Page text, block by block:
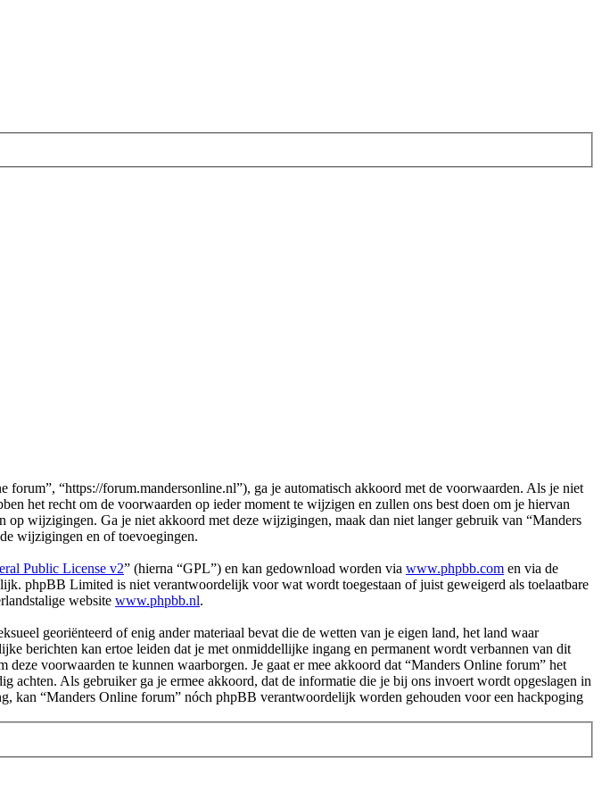
“https://forum.mandersonline.nl”), ga je automatisch akkoord met de voorwaarden. Als je niet
het recht om de voorwaarden op ieder moment te wijzigen en zullen ons best doen om je hiervan
wijzigingen. Ga je niet akkoord met deze wijzigingen, maak dan niet langer gebruik van “Manders
wijzigingen en of toevoegingen.
Public License v2” (hierna “GPL”) en kan gedownload worden via www.phpbb.com en via de
phpBB Limited is niet verantwoordelijk voor wat wordt toegestaan of juist geweigerd als toelaatbare
website www.phpbb.nl.
georiënteerd of enig ander materiaal bevat die de wetten van je eigen land, het land waar
berichten kan ertoe leiden dat je met onmiddellijke ingang en permanent wordt verbannen van dit
voorwaarden te kunnen waarborgen. Je gaat er mee akkoord dat “Manders Online forum” het
Als gebruiker ga je ermee akkoord, dat de informatie die je bij ons invoert wordt opgeslagen in
kan “Manders Online forum” nóch phpBB verantwoordelijk worden gehouden voor een hackpoging